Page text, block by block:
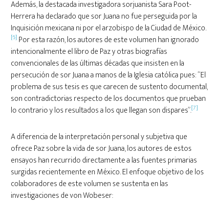
Además, la destacada investigadora sorjuanista Sara Poot-
Herrera ha declarado que sor Juana no fue perseguida por la
Inquisición mexicana ni por el arzobispo de la Ciudad de México.
[6] Por esta razón, los autores de este volumen han ignorado
intencionalmente el libro de Paz y otras biografías
convencionales de las últimas décadas que insisten en la
persecución de sor Juana a manos de la Iglesia católica pues: “El
problema de sus tesis es que carecen de sustento documental,
son contradictorias respecto de los documentos que prueban
lo contrario y los resultados a los que llegan son dispares”.[7]
A diferencia de la interpretación personal y subjetiva que
ofrece Paz sobre la vida de sor Juana, los autores de estos
ensayos han recurrido directamente a las fuentes primarias
surgidas recientemente en México. El enfoque objetivo de los
colaboradores de este volumen se sustenta en las
investigaciones de von Wobeser: